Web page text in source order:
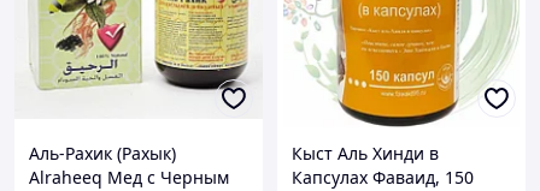
Аль-Рахик (Рахык)
Alraheeq Мед с Черным
Кыст Аль Хинди в
Капсулах Фаваид, 150